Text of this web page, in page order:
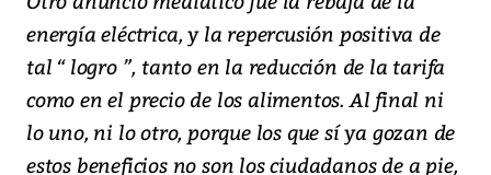
energía eléctrica, y la repercusión positiva de
tal “ logro ”, tanto en la reducción de la tarifa
como en el precio de los alimentos. Al final ni
lo uno, ni lo otro, porque los que sí ya gozan de
estos beneficios no son los ciudadanos de a pie,